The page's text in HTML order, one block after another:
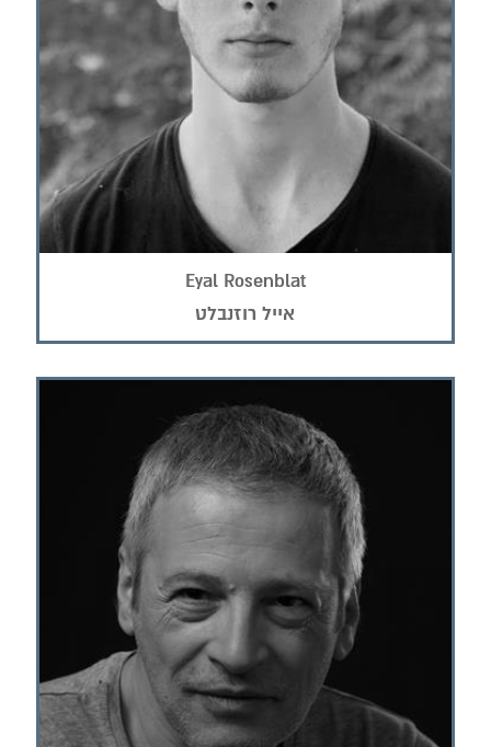
Eyal Rosenblat
אייל רוזנבלט